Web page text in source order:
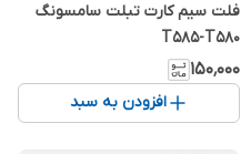
فلت سیم کارت تبلت سامسونگ
T585-T580
۱۵۰٬۰۰۰
افزودن به سبد